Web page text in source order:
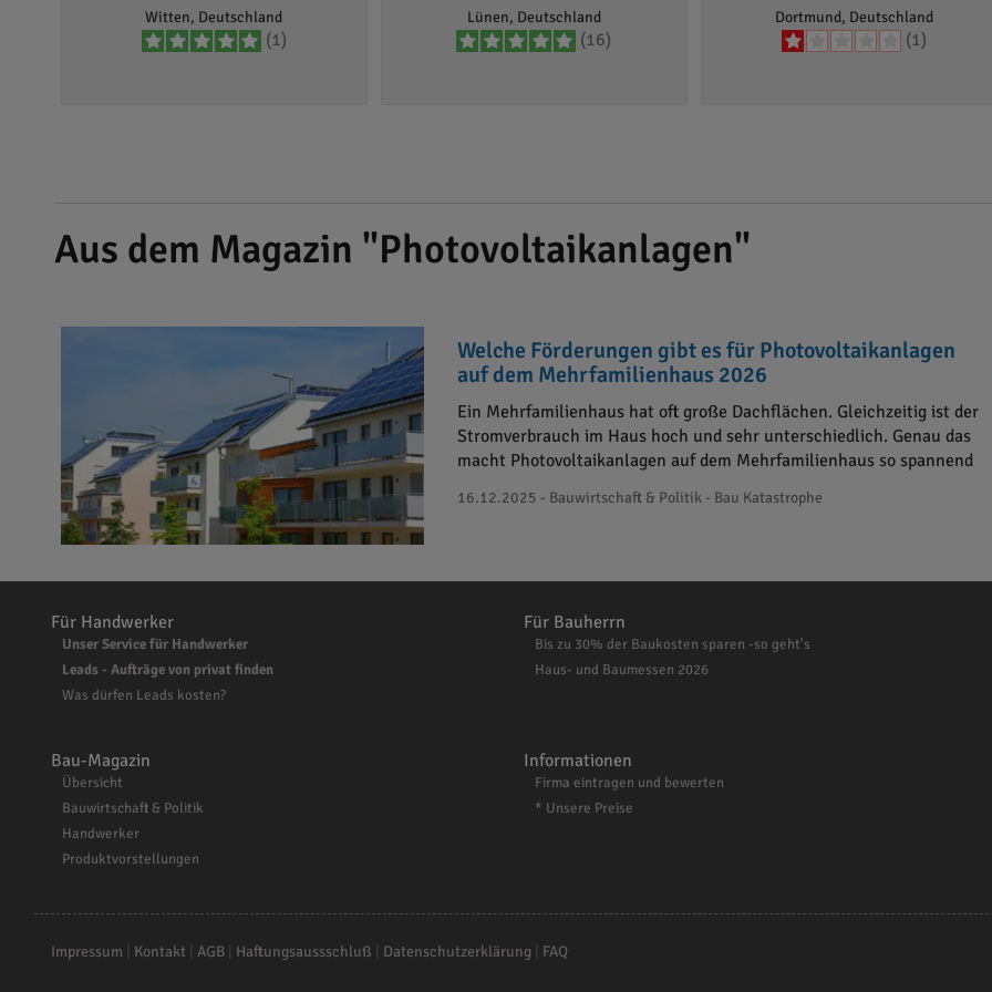
Witten, Deutschland
(1)
Lünen, Deutschland
(16)
Dortmund, Deutschland
(1)
Aus dem Magazin "Photovoltaikanlagen"
Welche Förderungen gibt es für Photovoltaikanlagen
auf dem Mehrfamilienhaus 2026
Ein Mehrfamilienhaus hat oft große Dachflächen. Gleichzeitig ist der
Stromverbrauch im Haus hoch und sehr unterschiedlich. Genau das
macht Photovoltaikanlagen auf dem Mehrfamilienhaus so spannend
16.12.2025 - Bauwirtschaft & Politik - Bau Katastrophe
Für Handwerker
Unser Service für Handwerker
Leads - Aufträge von privat finden
Was dürfen Leads kosten?
Für Bauherrn
Bis zu 30% der Baukosten sparen -so geht's
Haus- und Baumessen 2026
Bau-Magazin
Übersicht
Bauwirtschaft & Politik
Handwerker
Produktvorstellungen
Informationen
Firma eintragen und bewerten
* Unsere Preise
Impressum Kontakt| AGB| Haftungsaussschluß Datenschutzerklärung| FAQ